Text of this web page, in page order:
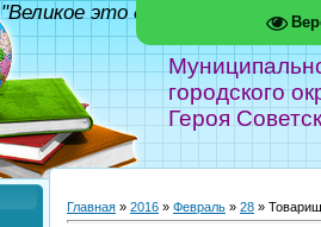
городского
Героя
"Великое это дело - школа!"
Главная » 2016 » Февраль » 28 »